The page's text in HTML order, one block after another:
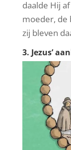
daalde Hij
moeder, de
zij bleven
3. Jezus’